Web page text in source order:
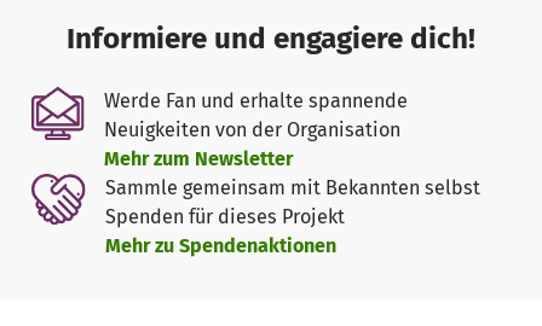
berücksichtigt werden, damit Kinder gesund und glücklich
aufwachsen. Sie sollen später ihren gesunden Lebensstil
den nachfolgenden Generationen weitergeben.
Um das zu erreichen fangen wir mit unseren Programm
„gugk – gesund und glücklich in Kitas“ da an, wo viele
andere Projekte aufhören. Hierfür setzen wir früh an und
beziehen das gesamte Lebensumfeld der Kinder, wie zum
Beispiel Kitas und Schulen mit ein. Wir fangen da an, wo
Informiere und engagiere dich!
Werde Fan und erhalte spannende
Neuigkeiten von der Organisation
Mehr zum Newsletter
Sammle gemeinsam mit Bekannten selbst
Spenden für dieses Projekt
Mehr zu Spendenaktionen